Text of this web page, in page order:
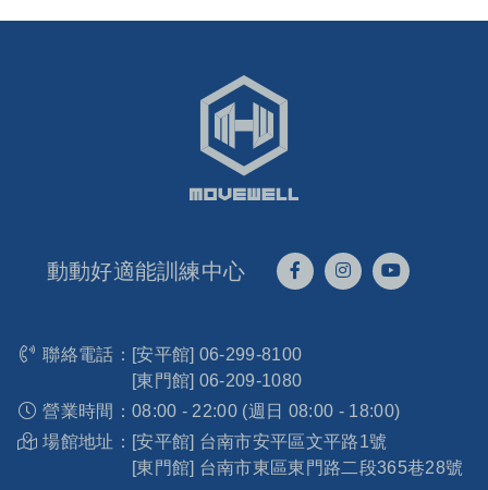
動動好適能訓練中心
聯絡電話： [安平館] 06-299-8100
[東門館] 06-209-1080
營業時間： 08:00 - 22:00 (週日 08:00 - 18:00)
場館地址： [安平館] 台南市安平區文平路1號
[東門館] 台南市東區東門路二段365巷28號